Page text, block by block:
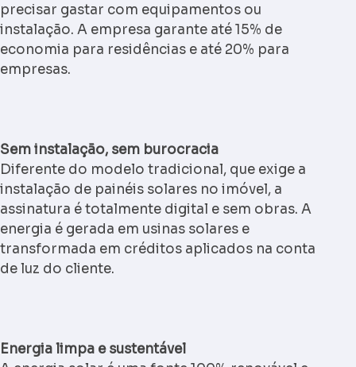
precisar gastar com equipamentos ou
instalação. A empresa garante até 15% de
economia para residências e até 20% para
empresas.
Sem instalação, sem burocracia
Diferente do modelo tradicional, que exige a
instalação de painéis solares no imóvel, a
assinatura é totalmente digital e sem obras. A
energia é gerada em usinas solares e
transformada em créditos aplicados na conta
de luz do cliente.
Energia limpa e sustentável